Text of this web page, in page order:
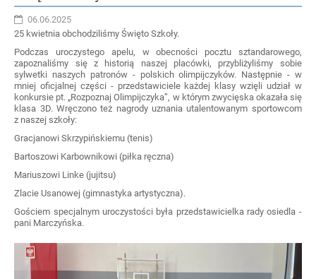
06.06.2025
25 kwietnia obchodziliśmy Święto Szkoły.
Podczas uroczystego apelu, w obecności pocztu sztandarowego,
zapoznaliśmy się z historią naszej placówki, przybliżyliśmy sobie
sylwetki naszych patronów - polskich olimpijczyków. Następnie - w
mniej oficjalnej części - przedstawiciele każdej klasy wzięli udział w
konkursie pt. „Rozpoznaj Olimpijczyka”, w którym zwycięska okazała się
klasa 3D. Wręczono też nagrody uznania utalentowanym sportowcom
z naszej szkoły:
Gracjanowi Skrzypińskiemu (tenis)
Bartoszowi Karbownikowi (piłka ręczna)
Mariuszowi Linke (jujitsu)
Zlacie Usanowej (gimnastyka artystyczna).
Gościem specjalnym uroczystości była przedstawicielka rady osiedla -
pani Marczyńska.